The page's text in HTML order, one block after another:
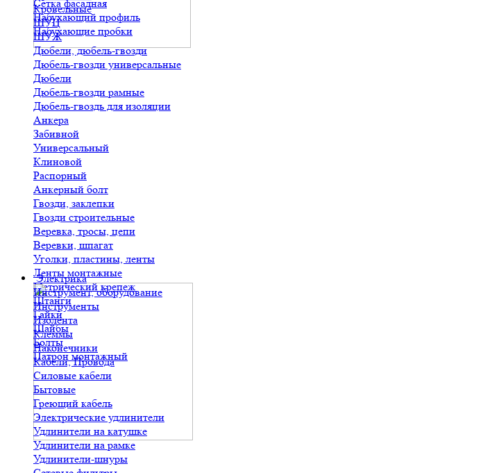
Сетка фасадная
Набухающий профиль
Набухающие пробки
Кровельные
ШУЦ
ШУЖ
Дюбели, дюбель-гвозди
Дюбель-гвозди универсальные
Дюбели
Дюбель-гвозди рамные
Дюбель-гвоздь для изоляции
Анкера
Забивной
Универсальный
Клиновой
Распорный
Анкерный болт
Гвозди, заклепки
Гвозди строительные
Веревка, тросы, цепи
Веревки, шпагат
Уголки, пластины, ленты
Ленты монтажные
Метрический крепеж
Штанги
Гайки
Шайбы
Болты
Патрон монтажный
Электрика
Инструмент, оборудование
Инструменты
Изолента
Клеммы
Наконечники
Кабели, Провода
Силовые кабели
Бытовые
Греющий кабель
Электрические удлинители
Удлинители на катушке
Удлинители на рамке
Удлинители-шнуры